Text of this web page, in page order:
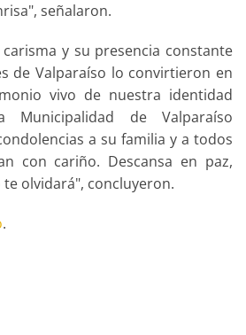
señalaron.
y su presencia constante
de Valparaíso lo convirtieron en
vivo de nuestra identidad
Municipalidad de Valparaíso
a su familia y a todos
con cariño. Descansa en paz,
te olvidará", concluyeron.
.